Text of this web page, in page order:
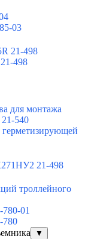
03
21-498
498
для монтажа
540
герметизирующей
21-498
троллейного
01
780
▼